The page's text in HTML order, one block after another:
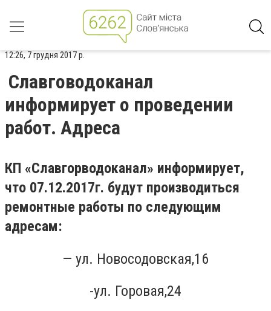
12:26, 7 грудня 2017 р.
Славговодоканал
информирует о проведении
работ. Адреса
КП «Славгорводоканал» информирует,
что 07.12.2017г. будут производиться
ремонтные работы по следующим
адресам:
— ул. Новосодовская,16
-ул. Горовая,24